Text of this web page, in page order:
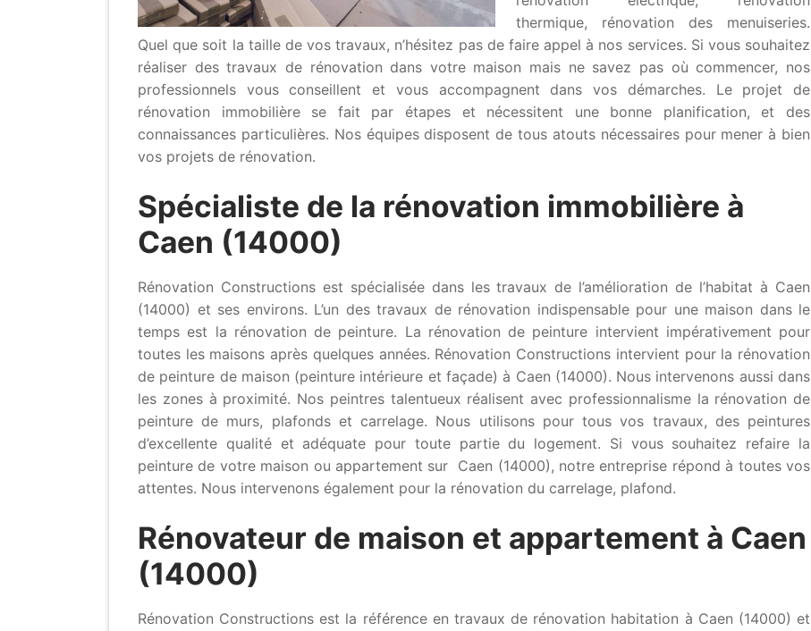
thermique, rénovation des menuiseries.
Quel que soit la taille de vos travaux, n’hésitez pas de faire appel à nos services. Si vous souhaitez
réaliser des travaux de rénovation dans votre maison mais ne savez pas où commencer, nos
professionnels vous conseillent et vous accompagnent dans vos démarches. Le projet de
rénovation immobilière se fait par étapes et nécessitent une bonne planification, et des
connaissances particulières. Nos équipes disposent de tous atouts nécessaires pour mener à bien
vos projets de rénovation.
Spécialiste de la rénovation immobilière à
Caen (14000)
Rénovation Constructions est spécialisée dans les travaux de l’amélioration de l’habitat à Caen
(14000) et ses environs. L’un des travaux de rénovation indispensable pour une maison dans le
temps est la rénovation de peinture. La rénovation de peinture intervient impérativement pour
toutes les maisons après quelques années. Rénovation Constructions intervient pour la rénovation
de peinture de maison (peinture intérieure et façade) à Caen (14000). Nous intervenons aussi dans
les zones à proximité. Nos peintres talentueux réalisent avec professionnalisme la rénovation de
peinture de murs, plafonds et carrelage. Nous utilisons pour tous vos travaux, des peintures
d’excellente qualité et adéquate pour toute partie du logement. Si vous souhaitez refaire la
peinture de votre maison ou appartement sur Caen (14000), notre entreprise répond à toutes vos
attentes. Nous intervenons également pour la rénovation du carrelage, plafond.
Rénovateur de maison et appartement à Caen
(14000)
Rénovation Constructions est la référence en travaux de rénovation habitation à Caen (14000) et